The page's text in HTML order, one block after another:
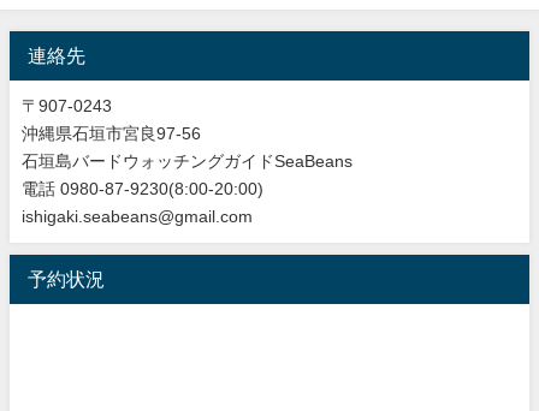
連絡先
〒907-0243
沖縄県石垣市宮良97-56
石垣島バードウォッチングガイドSeaBeans
電話 0980-87-9230(8:00-20:00)
ishigaki.seabeans@gmail.com
予約状況